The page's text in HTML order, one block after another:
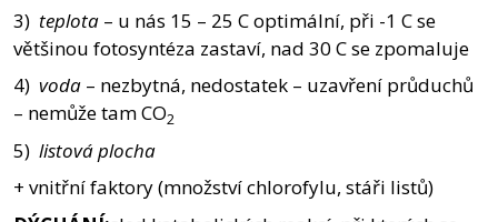
3) teplota – u nás 15 – 25 C optimální, při -1 C se
většinou fotosyntéza zastaví, nad 30 C se zpomaluje
4) voda – nezbytná, nedostatek – uzavření průduchů
– nemůže tam CO2
5) listová plocha
+ vnitřní faktory (množství chlorofylu, stáři listů)